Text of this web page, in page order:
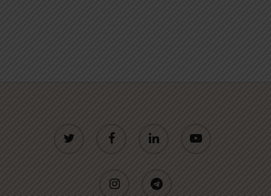
facebook linkedin
instagram telegram